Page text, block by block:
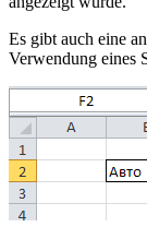
Es gibt auch eine
Verwendung eines